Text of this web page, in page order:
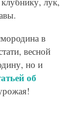
в
весной
но и
об